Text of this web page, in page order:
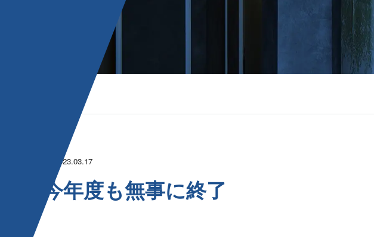
2023.03.17
今年度も無 事 に 終 了